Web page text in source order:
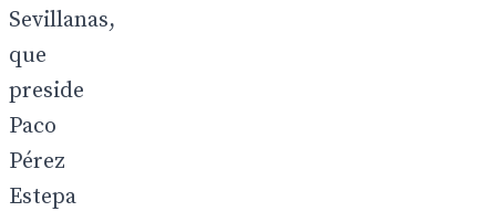
Sevillanas,
que
preside
Paco
Pérez
Estepa